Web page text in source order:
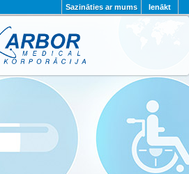
Ienākt
Sazināties ar mums
PROJEKTI
KONTAKTI